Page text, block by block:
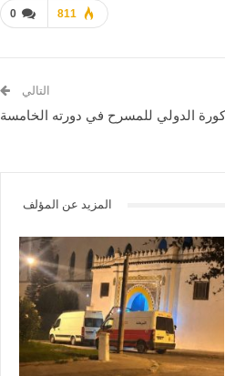
0 811
التالي
الدولي للمسرح في دورته الخامسة
المزيد عن المؤلف